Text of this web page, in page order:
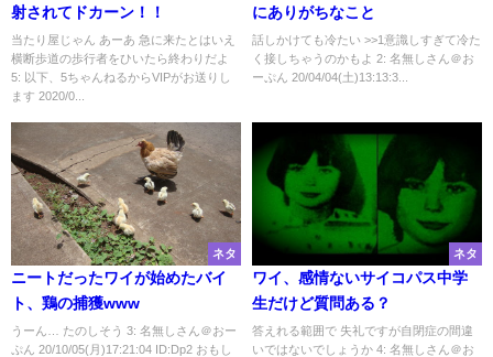
射されてドカーン！！
当たり屋じゃん あーあ 急に来たとはいえ
横断歩道の歩行者をひいたら終わりだよ
5: 以下、5ちゃんねるからVIPがお送りし
ます 2020/0...
にありがちなこと
話しかけても冷たい >>1意識しすぎて冷た
く接しちゃうのかもよ 2: 名無しさん＠お
ーぷん 20/04/04(土)13:13:3...
ネタ
ニートだったワイが始めたバイ
ト、鶏の捕獲www
うーん… たのしそう 3: 名無しさん＠おー
ぷん 20/10/05(月)17:21:04 ID:Dp2 おもし
ネタ
ワイ、感情ないサイコパス中学
生だけど質問ある？
答えれる範囲で 失礼ですが自閉症の間違
いではないでしょうか 4: 名無しさん＠お